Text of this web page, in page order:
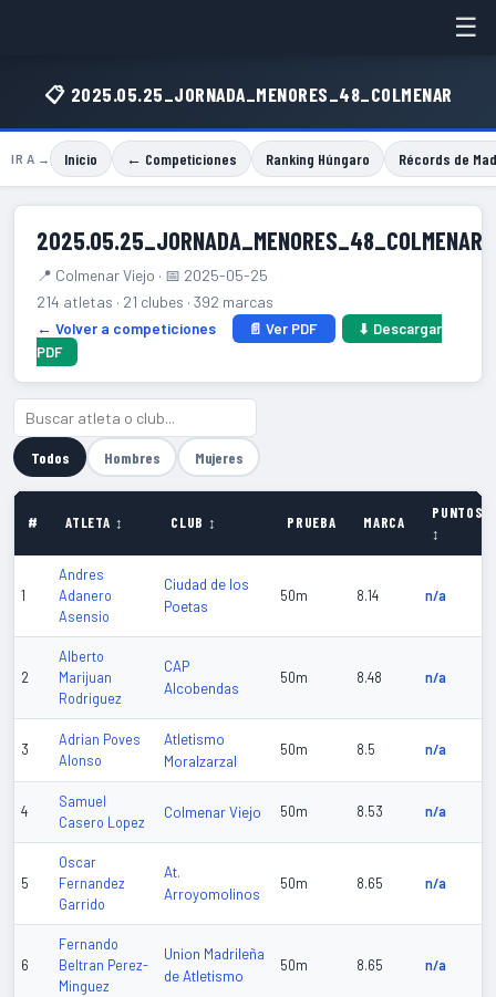
☰
📋 2025.05.25_JORNADA_MENORES_48_COLMENAR
IR A → Inicio ← Competiciones Ranking Húngaro Récords de
2025.05.25_JORNADA_MENORES_48_COLMENAR
📍 Colmenar Viejo · 📅 2025-05-25
214 atletas · 21 clubes · 392 marcas
← Volver a competiciones
📄 Ver PDF
⬇ Descargar
PDF
Todos Hombres Mujeres
# ATLETA ↕ CLUB ↕ PRUEBA MARCA
PUNTOS
↕
1
Andres
Adanero
Asensio
Ciudad de los
Poetas
50m 8.14 n/a
2
Alberto
Marijuan
Rodriguez
CAP
Alcobendas
50m 8.48 n/a
3
Adrian Poves
Alonso
Atletismo
Moralzarzal
50m 8.5 n/a
4
Samuel
Casero Lopez
Colmenar Viejo 50m 8.53 n/a
5
Oscar
Fernandez
Garrido
At.
Arroyomolinos
50m 8.65 n/a
6
Fernando
Beltran Perez-
Minguez
Union Madrileña
de Atletismo
50m 8.65 n/a